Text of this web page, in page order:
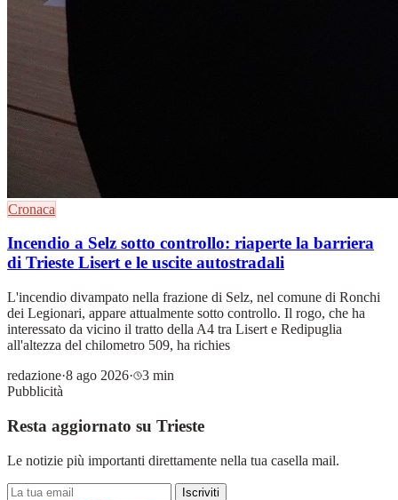
Cronaca
Incendio a Selz sotto controllo: riaperte la barriera
di Trieste Lisert e le uscite autostradali
L'incendio divampato nella frazione di Selz, nel comune di Ronchi
dei Legionari, appare attualmente sotto controllo. Il rogo, che ha
interessato da vicino il tratto della A4 tra Lisert e Redipuglia
all'altezza del chilometro 509, ha richies
redazione·8 ago 2026·
3 min
Pubblicità
Resta aggiornato su Trieste
Le notizie più importanti direttamente nella tua casella mail.
Iscriviti